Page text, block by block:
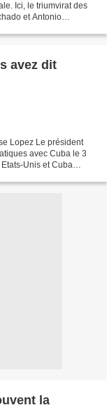
Ici, le triumvirat des
et Antonio
avez dit
Lopez Le président
avec Cuba le 3
Unis et Cuba
la